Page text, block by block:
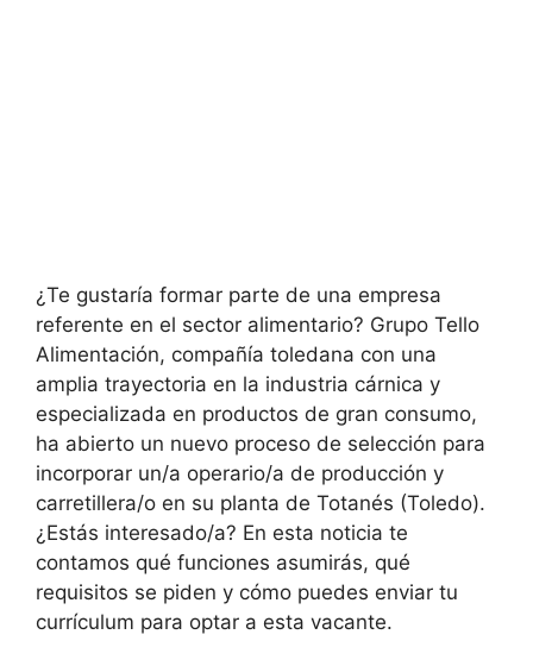
¿Te gustaría formar parte de una empresa
referente en el sector alimentario? Grupo Tello
Alimentación, compañía toledana con una
amplia trayectoria en la industria cárnica y
especializada en productos de gran consumo,
ha abierto un nuevo proceso de selección para
incorporar un/a operario/a de producción y
carretillera/o en su planta de Totanés (Toledo).
¿Estás interesado/a? En esta noticia te
contamos qué funciones asumirás, qué
requisitos se piden y cómo puedes enviar tu
currículum para optar a esta vacante.